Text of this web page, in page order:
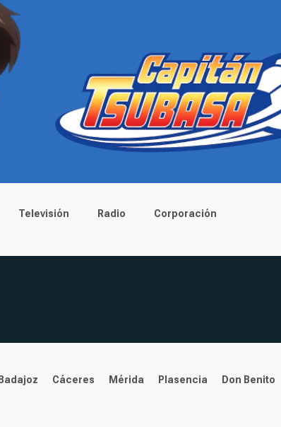
Televisión Radio Corporación
Badajoz Cáceres Mérida Plasencia Don Benito